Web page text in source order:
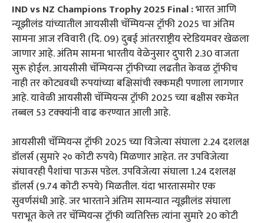
IND vs NZ Champions Trophy 2025 Final :भारत आणि
न्यूझीलंड यांच्यातील आयसीसी चॅम्पियन्स ट्रॉफी 2025 चा अंतिम
सामना आज रविवारी (दि. 09) दुबई आंतरराष्ट्रीय स्टेडियमवर खेळला
जाणार आहे. अंतिम सामना भारतीय वेळेनुसार दुपारी 2.30 वाजता
सुरू होईल. आयसीसी चॅम्पियन्स ट्रॉफीच्या लढतीत केवळ ट्रॉफीच
नाही तर कोट्यवधी रुपयांच्या बक्षिसांची रक्कमही पणाला लागणार
आहे. यावेळी आयसीसी चॅम्पियन्स ट्रॉफी 2025 च्या बक्षीस रकमेत
तब्बल 53 टक्क्यांनी वाढ करण्यात आली आहे.
आयसीसी चॅम्पियन्स ट्रॉफी 2025 च्या विजेत्या संघाला 2.24 दशलक्ष
डॉलर्स (सुमारे २० कोटी रुपये) मिळणार आहेत. तर उपविजेत्या
संघावरही पैशांचा पाऊस पडेल. उपविजेत्या संघाला 1.24 दशलक्ष
डॉलर्स (9.74 कोटी रुपये) मिळतील. यंदा भारतासमोर एक
सुवर्णसंधी आहे. जर भारताने अंतिम सामन्यात न्यूझीलंड संघाला
पराभूत केले तर चॅम्पियन्स ट्रॉफी व्यतिरिक्त त्यांना सुमारे 20 कोटी